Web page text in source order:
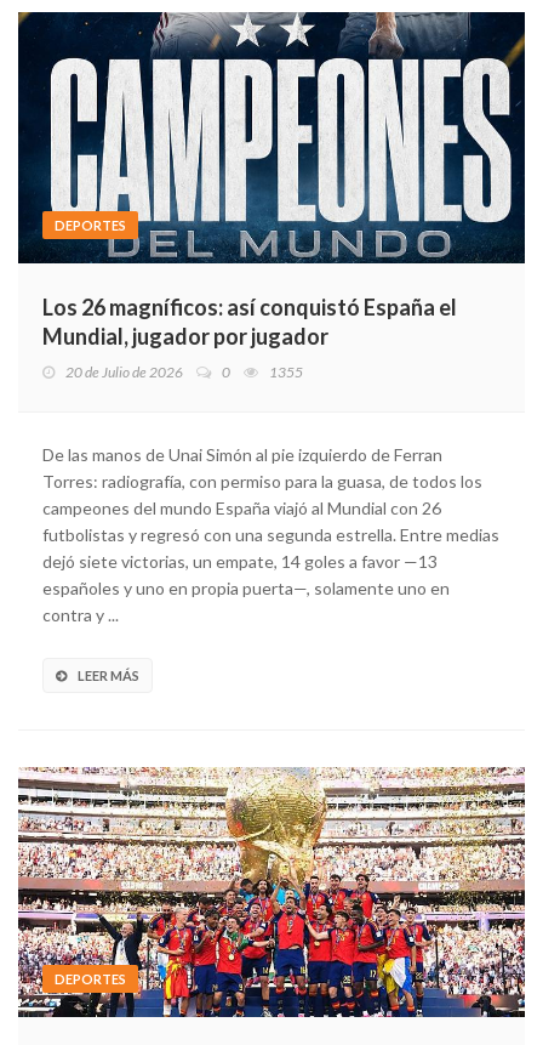
DEPORTES
Los 26 magníficos: así conquistó España el
Mundial, jugador por jugador
20 de Julio de 2026 0 1355
De las manos de Unai Simón al pie izquierdo de Ferran
Torres: radiografía, con permiso para la guasa, de todos los
campeones del mundo España viajó al Mundial con 26
futbolistas y regresó con una segunda estrella. Entre medias
dejó siete victorias, un empate, 14 goles a favor —13
españoles y uno en propia puerta—, solamente uno en
contra y ...
LEER MÁS
DEPORTES